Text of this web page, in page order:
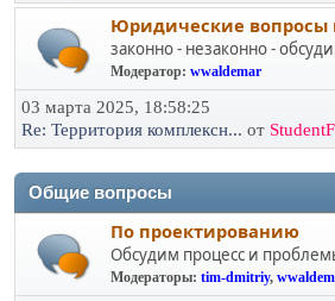
Юридичеcкие вопросы
законно - незаконно -
Модератор: wwaldemar
03 марта 2025, 18:58:25
Re: Территория комплексн... от
Общие вопросы
По проектированию
Обсудим процесс и
Модераторы: tim-dmitriy,